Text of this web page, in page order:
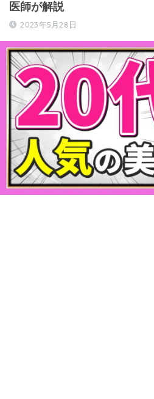
医師が解説
2023年5月28日